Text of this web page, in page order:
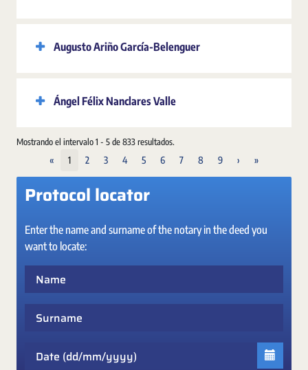
Augusto Ariño García-Belenguer
Ángel Félix Nanclares Valle
Mostrando el intervalo 1 - 5 de 833 resultados.
« 1 2 3 4 5 6 7 8 9 › »
Protocol locator
Enter the name and surname of the notary in the deed you
want to locate: